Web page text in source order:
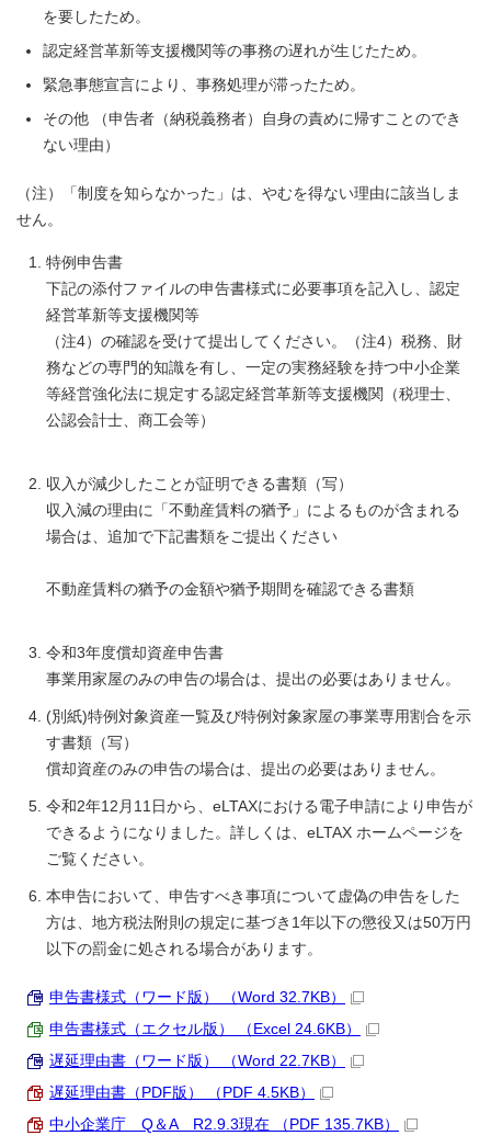
を要したため。
認定経営革新等支援機関等の事務の遅れが生じたため。
緊急事態宣言により、事務処理が滞ったため。
その他 （申告者（納税義務者）自身の責めに帰すことのでき
ない理由）
（注）「制度を知らなかった」は、やむを得ない理由に該当しま
せん。
特例申告書
下記の添付ファイルの申告書様式に必要事項を記入し、認定
経営革新等支援機関等
（注4）の確認を受けて提出してください。（注4）税務、財
務などの専門的知識を有し、一定の実務経験を持つ中小企業
等経営強化法に規定する認定経営革新等支援機関（税理士、
公認会計士、商工会等）
収入が減少したことが証明できる書類（写）
収入減の理由に「不動産賃料の猶予」によるものが含まれる
場合は、追加で下記書類をご提出ください
不動産賃料の猶予の金額や猶予期間を確認できる書類
令和3年度償却資産申告書
事業用家屋のみの申告の場合は、提出の必要はありません。
(別紙)特例対象資産一覧及び特例対象家屋の事業専用割合を示
す書類（写）
償却資産のみの申告の場合は、提出の必要はありません。
令和2年12月11日から、eLTAXにおける電子申請により申告が
できるようになりました。詳しくは、eLTAX ホームページを
ご覧ください。
本申告において、申告すべき事項について虚偽の申告をした
方は、地方税法附則の規定に基づき1年以下の懲役又は50万円
以下の罰金に処される場合があります。
申告書様式（ワード版） （Word 32.7KB）
申告書様式（エクセル版） （Excel 24.6KB）
遅延理由書（ワード版） （Word 22.7KB）
遅延理由書（PDF版） （PDF 4.5KB）
中小企業庁 Q＆A R2.9.3現在 （PDF 135.7KB）